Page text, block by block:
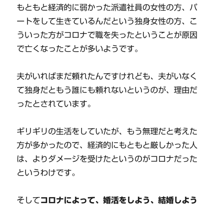
もともと経済的に弱かった派遣社員の女性の方、パ
ートをして生きているんだという独身女性の方、こ
ういった方がコロナで職を失ったということが原因
で亡くなったことが多いようです。
夫がいればまだ頼れたんですけれども、夫がいなく
て独身だともう誰にも頼れないというのが、理由だ
ったとされています。
ギリギリの生活をしていたが、もう無理だと考えた
方が多かったので、経済的にもともと厳しかった人
は、よりダメージを受けたというのがコロナだった
というわけです。
そしてコロナによって、婚活をしよう、結婚しよう